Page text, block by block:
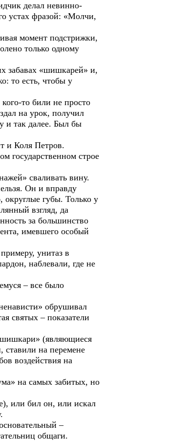
делал невинно-
устах фразой: «Молчи,
момент подстрижки,
только одному
забавах «шишкарей» и,
то есть, чтобы у
то били не просто
на урок, получил
и так далее. Был бы
и Коля Петров.
государственном строе
сваливать вину.
Он и вправду
округлые губы. Только у
взгляд, да
за большинство
имевшего особый
унитаз в
наблевали, где не
– все было
обрушивал
святых – показатели
(являющиеся
на перемене
воздействия на
на самых забитых, но
или бил он, или искал
–
общаги.